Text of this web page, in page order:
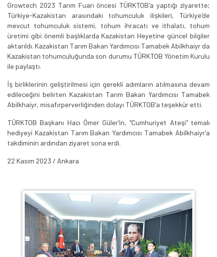
Growtech 2023 Tarım Fuarı öncesi TÜRKTOB'a yaptığı ziyarette;
Türkiye-Kazakistan arasındaki tohumculuk ilişkileri, Türkiye'de
mevcut tohumculuk sistemi, tohum ihracatı ve ithalatı, tohum
üretimi gibi önemli başlıklarda Kazakistan Heyetine güncel bilgiler
aktarıldı. Kazakistan Tarım Bakan Yardımcısı Tamabek Abilkhaiyr da
Kazakistan tohumculuğunda son durumu TÜRKTOB Yönetim Kurulu
ile paylaştı.
İş birliklerinin geliştirilmesi için gerekli adımların atılmasına devam
edileceğini belirten Kazakistan Tarım Bakan Yardımcısı Tamabek
Abilkhaiyr, misafirperverliğinden dolayı TÜRKTOB'a teşekkür etti.
TÜRKTOB Başkanı Hacı Ömer Güler'in, "Cumhuriyet Ateşi" temalı
hediyeyi Kazakistan Tarım Bakan Yardımcısı Tamabek Abilkhaiyr'a
takdiminin ardından ziyaret sona erdi.
22 Kasım 2023 / Ankara